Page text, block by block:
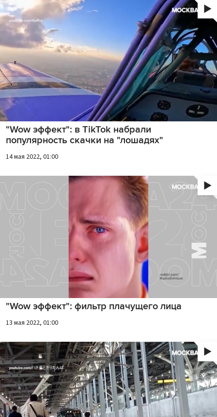
"Wow эффект": в TikTok набрали
популярность скачки на "лошадях"
14 мая 2022, 01:00
"Wow эффект": фильтр плачущего лица
13 мая 2022, 01:00